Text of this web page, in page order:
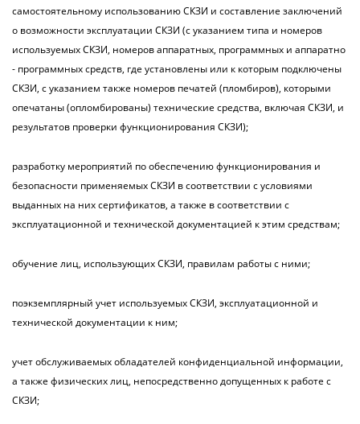
самостоятельному использованию СКЗИ и составление заключений
о возможности эксплуатации СКЗИ (с указанием типа и номеров
используемых СКЗИ, номеров аппаратных, программных и аппаратно
- программных средств, где установлены или к которым подключены
СКЗИ, с указанием также номеров печатей (пломбиров), которыми
опечатаны (опломбированы) технические средства, включая СКЗИ, и
результатов проверки функционирования СКЗИ);
разработку мероприятий по обеспечению функционирования и
безопасности применяемых СКЗИ в соответствии с условиями
выданных на них сертификатов, а также в соответствии с
эксплуатационной и технической документацией к этим средствам;
обучение лиц, использующих СКЗИ, правилам работы с ними;
поэкземплярный учет используемых СКЗИ, эксплуатационной и
технической документации к ним;
учет обслуживаемых обладателей конфиденциальной информации,
а также физических лиц, непосредственно допущенных к работе с
СКЗИ;